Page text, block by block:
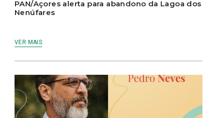
PAN/Açores alerta para abandono da Lagoa dos
Nenúfares
VER MAIS